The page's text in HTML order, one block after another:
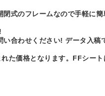
式のフレームなので手軽に
合わせください! データ入
価格となります。FFシート